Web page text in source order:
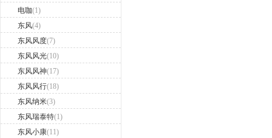
电咖(1)
东风(4)
东风风度(7)
东风风光(10)
东风风神(17)
东风风行(18)
东风纳米(3)
东风瑞泰特(1)
东风小康(11)